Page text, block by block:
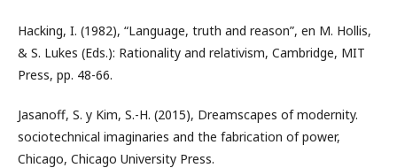
Hacking, I. (1982), “Language, truth and reason”, en M. Hollis,
& S. Lukes (Eds.): Rationality and relativism, Cambridge, MIT
Press, pp. 48-66.
Jasanoff, S. y Kim, S.-H. (2015), Dreamscapes of modernity.
sociotechnical imaginaries and the fabrication of power,
Chicago, Chicago University Press.